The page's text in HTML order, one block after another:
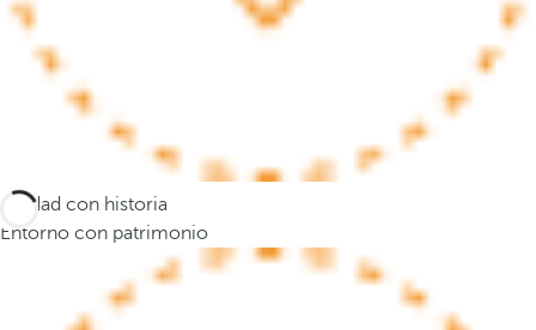
g
e
f
Ciudad con historia
Entorno con patrimonio